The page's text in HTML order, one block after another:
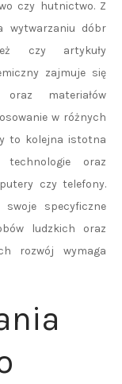
czy hutnictwo. Z
wytwarzaniu dóbr
czy artykuły
zajmuje się
materiałów
w różnych
to kolejna istotna
technologie oraz
czy telefony.
specyficzne
ludzkich oraz
rozwój wymaga